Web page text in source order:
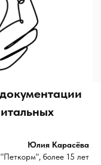
Юлия Карасёва
более 15 лет